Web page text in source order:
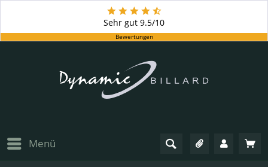
Sehr gut 9.5/10
Bewertungen
Menü